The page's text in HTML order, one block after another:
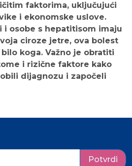
faktorima, uključujući
i ekonomske uslove.
i osobe s hepatitisom imaju
ciroze jetre, ova bolest
koga. Važno je obratiti
i rizične faktore kako
dijagnozu i započeli
Potvrdi